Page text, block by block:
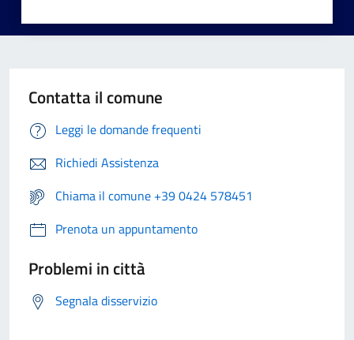
Contatta il comune
Leggi le domande frequenti
Richiedi Assistenza
Chiama il comune +39 0424 578451
Prenota un appuntamento
Problemi in città
Segnala disservizio